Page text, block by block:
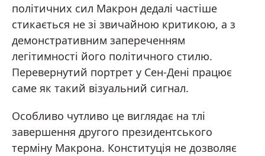
політичних сил Макрон дедалі частіше
стикається не зі звичайною критикою, а з
демонстративним запереченням
легітимності його політичного стилю.
Перевернутий портрет у Сен-Дені працює
саме як такий візуальний сигнал.
Особливо чутливо це виглядає на тлі
завершення другого президентського
терміну Макрона. Конституція не дозволяє